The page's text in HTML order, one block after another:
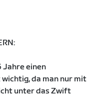
Jahre einen
da man nur mit
unter das Zwift